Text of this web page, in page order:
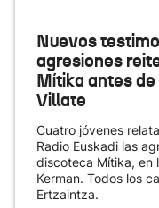
Nuevos
agresiones
Mítika antes
Villate
Cuatro jóvenes
Radio Euskadi las
discoteca Mítika, en
Kerman. Todos los
Ertzaintza.